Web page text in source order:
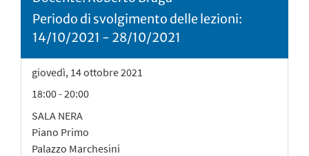
Periodo di svolgimento delle lezioni:
14/10/2021 - 28/10/2021
giovedì, 14ottobre 2021
18:00 - 20:00
SALA NERA
Piano Primo
Palazzo Marchesini